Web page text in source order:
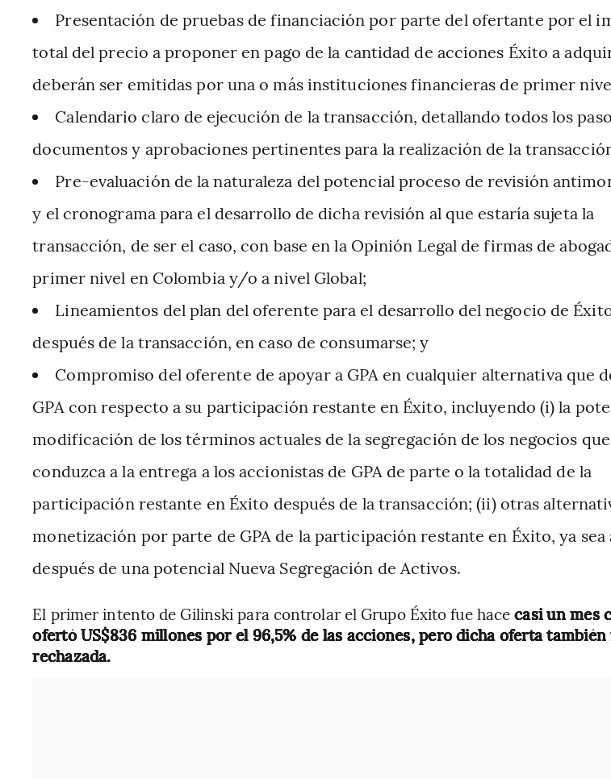
Presentación de pruebas de financiación por parte del ofertante por el
total del precio a proponer en pago de la cantidad de acciones Éxito a
deberán ser emitidas por una o más instituciones financieras de primer
Calendario claro de ejecución de la transacción, detallando todos los
documentos y aprobaciones pertinentes para la realización de la
Pre-evaluación de la naturaleza del potencial proceso de revisión
y el cronograma para el desarrollo de dicha revisión al que estaría sujeta la
transacción, de ser el caso, con base en la Opinión Legal de firmas de
primer nivel en Colombia y/o a nivel Global;
Lineamientos del plan del oferente para el desarrollo del negocio de
después de la transacción, en caso de consumarse; y
Compromiso del oferente de apoyar a GPA en cualquier alternativa que
GPA con respecto a su participación restante en Éxito, incluyendo (i) la
modificación de los términos actuales de la segregación de los negocios que
conduzca a la entrega a los accionistas de GPA de parte o la totalidad de la
participación restante en Éxito después de la transacción; (ii) otras
monetización por parte de GPA de la participación restante en Éxito, ya sea
después de una potencial Nueva Segregación de Activos.
El primer intento de Gilinski para controlar el Grupo Éxito fue hacecasi un mes
ofertó US$836 millones por el 96,5% de las acciones, pero dicha oferta también
rechazada.